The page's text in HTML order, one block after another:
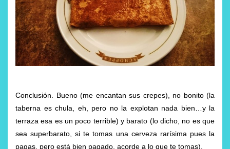
Conclusión. Bueno (me encantan sus crepes), no bonito (la
taberna es chula, eh, pero no la explotan nada bien…y la
terraza esa es un poco terrible) y barato (lo dicho, no es que
sea superbarato, si te tomas una cerveza rarísima pues la
pagas, pero está bien pagado, acorde a lo que te tomas).